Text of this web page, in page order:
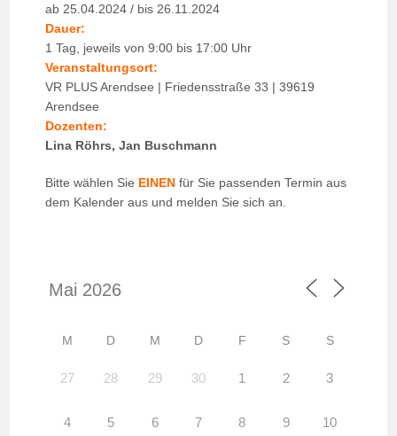
ab 25.04.2024 / bis 26.11.2024
Dauer:
1 Tag, jeweils von 9:00 bis 17:00 Uhr
Veranstaltungsort:
VR PLUS Arendsee | Friedensstraße 33 | 39619
Arendsee
Dozenten:
Lina Röhrs, Jan Buschmann
Bitte wählen Sie EINEN für Sie passenden Termin aus
dem Kalender aus und melden Sie sich an.
M D M D F S S
27 28 29 30 1 2 3
4 5 6 7 8 9 10